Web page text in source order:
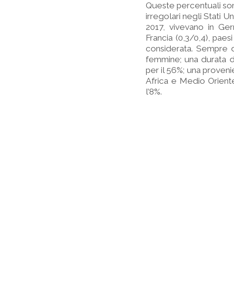
Queste percentuali
irregolari negli Stati
2017, vivevano in
Francia (0,3/0,4),
considerata. Sempre
femmine; una durata
per il 56%; una
Africa e Medio
l’8%.